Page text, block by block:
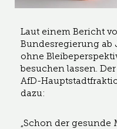
Laut einem Bericht
Bundesregierung ab
ohne
besuchen lassen.
AfD-
dazu:
„Schon der